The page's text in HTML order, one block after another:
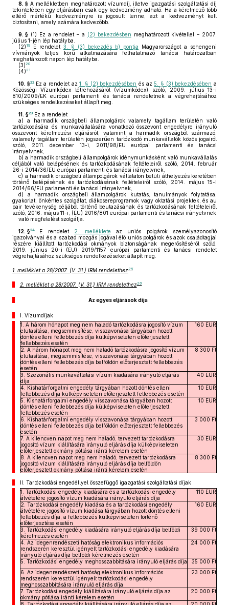
8. § A mellékletben meghatározott vízumdíj, illetve igazgatási szolgáltatási díj
tekintetében egy eljárásban csak egy kedvezmény adható. Ha a kérelmező több
eltérő mértékű kedvezményre is jogosult lenne, azt a kedvezményt kell
biztosítani, amely számára kedvezőbb.
9. § (1) Ez a rendelet – a (2) bekezdésben meghatározott kivétellel – 2007.
július 1-jén lép hatályba.
(2) 19 E rendelet 3. § (3) bekezdés b) pontja Magyarországot a schengeni
vívmányok teljes körű alkalmazására felhatalmazó tanácsi határozatban
meghatározott napon lép hatályba.
(3)20
(4)21
10. §22 Ez a rendelet az1. § (2) bekezdésében és az5. § (3) bekezdésében a
Közösségi Vízumkódex létrehozásáról (vízumkódex) szóló, 2009. július 13-i
810/2009/EK európai parlamenti és tanácsi rendeletnek a végrehajtásához
szükséges rendelkezéseket állapít meg.
11. §23 Ez a rendelet
a) a harmadik országbeli állampolgárok valamely tagállam területén való
tartózkodására és munkavállalására vonatkozó összevont engedélyre irányuló
összevont kérelmezési eljárásról, valamint a harmadik országból származó,
valamely tagállam területén jogszerűen tartózkodó munkavállalók közös jogairól
szóló, 2011. december 13-i, 2011/98/EU európai parlamenti és tanácsi
irányelvnek,
b) a harmadik országbeli állampolgárok idénymunkásként való munkavállalás
céljából való belépésének és tartózkodásának feltételeiről szóló, 2014. február
26-i 2014/36/EU európai parlamenti és tanácsi irányelvnek,
c) a harmadik országbeli állampolgárok vállalaton belüli áthelyezés keretében
történő belépésének és tartózkodásának feltételeiről szóló, 2014. május 15-i
2014/66/EU parlamenti és tanácsi irányelvnek,
d) a harmadik országbeli állampolgárok kutatás, tanulmányok folytatása,
gyakorlat, önkéntes szolgálat, diákcsereprogramok vagy oktatási projektek, és au
pair tevékenység céljából történő beutazásának és tartózkodásának feltételeiről
szóló, 2016. május 11-i, (EU) 2016/801 európai parlamenti és tanácsi irányelvnek
való megfelelést szolgálja.
12. §24 E rendelet 2. melléklete az uniós polgárok személyazonosító
igazolványai és a szabad mozgás jogával élő uniós polgárok és azok családtagjai
részére kiállított tartózkodási okmányok biztonságának megerősítéséről szóló,
2019. június 20-i (EU) 2019/1157 európai parlamenti és tanácsi rendelet
végrehajtásához szükséges rendelkezéseket állapít meg.
1. melléklet a 28/2007. (V. 31.) IRM rendelethez25
2. melléklet a 28/2007. (V. 31.) IRM rendelethez26
Az egyes eljárások díja
I. Vízumdíjak
1. A három hónapot meg nem haladó tartózkodásra jogosító vízum
elutasítása, megsemmisítése, visszavonása tárgyában hozott
döntés elleni fellebbezés díja külképviseleten előterjesztett
fellebbezés esetén
160 EUR
2. A három hónapot meg nem haladó tartózkodásra jogosító vízum
elutasítása, megsemmisítése, visszavonása tárgyában hozott
döntés elleni fellebbezés díja belföldön előterjesztett fellebbezés
esetén
8 300 Ft
3. Szezonális munkavállalási vízum kiadására irányuló eljárás
díja
40 EUR
4. Kishatárforgalmi engedély tárgyában hozott döntés elleni
fellebbezés díja külképviseleten előterjesztett fellebbezés esetén
10 EUR
5. Kishatárforgalmi engedély visszavonása tárgyában hozott
döntés elleni fellebbezés díja külképviseleten előterjesztett
fellebbezés esetén
10 EUR
6. Kishatárforgalmi engedély visszavonása tárgyában hozott
döntés elleni fellebbezés díja belföldön előterjesztett fellebbezés
esetén
3 000 Ft
7. A kilencven napot meg nem haladó, tervezett tartózkodásra
jogosító vízum kiállítására irányuló eljárás díja külképviseleten
előterjesztett okmány pótlása iránti kérelem esetén
30 EUR
8. A kilencven napot meg nem haladó, tervezett tartózkodásra
jogosító vízum kiállítására irányuló eljárás díja belföldön
előterjesztett okmány pótlása iránti kérelem esetén
8 300 Ft
II. Tartózkodási engedéllyel összefüggő igazgatási szolgáltatási díjak
1. Tartózkodási engedély kiadására és a tartózkodási engedély
átvételére jogosító vízum kiadására irányuló eljárás díja
110 EUR
2. Tartózkodási engedély kiadása és a tartózkodási engedély
átvételére jogosító vízum kiadása tárgyában hozott döntés elleni
fellebbezés díja, a fellebbezés külképviseleten történő
előterjesztése esetén
160 EUR
3. Tartózkodási engedély kiadására irányuló eljárás díja belföldi
kérelmezés esetén
39 000 Ft
4. Az idegenrendészeti hatóság elektronikus információs
rendszerén keresztül igényelt tartózkodási engedély kiadására
irányuló eljárás díja belföldi kérelmezés esetén
24 000 Ft
5. Tartózkodási engedély meghosszabbítására irányuló eljárás díja
35 000 Ft
6. Az idegenrendészeti hatóság elektronikus információs
rendszerén keresztül igényelt tartózkodási engedély
meghosszabbítására irányuló eljárás díja
23 000 Ft
7. Tartózkodási engedély kiállítására irányuló eljárás díja az
okmány pótlása iránti kérelem esetén
20 000 Ft